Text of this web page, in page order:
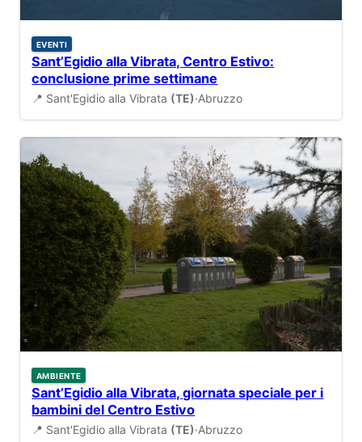
EVENTI
Sant’Egidio alla Vibrata, Centro Estivo:
conclusione prime settimane
📍 Sant'Egidio alla Vibrata (TE)·Abruzzo
AMBIENTE
Sant’Egidio alla Vibrata, giornata speciale per i
bambini del Centro Estivo
📍 Sant'Egidio alla Vibrata (TE)·Abruzzo